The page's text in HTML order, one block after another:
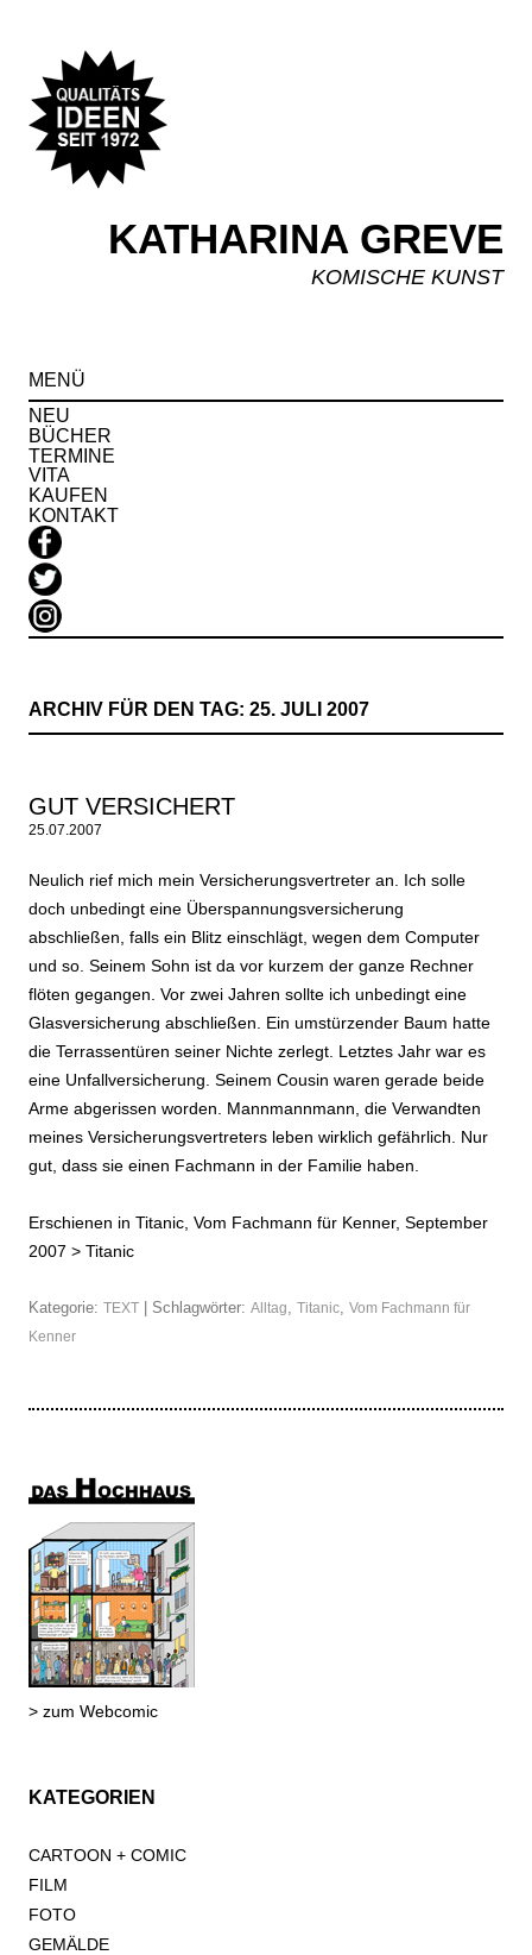
KATHARINA GREVE
KOMISCHE KUNST
MENÜ
NEU
BÜCHER
TERMINE
VITA
KAUFEN
KONTAKT
ARCHIV FÜR DEN TAG: 25. JULI 2007
GUT VERSICHERT
25.07.2007
Neulich rief mich mein Versicherungsvertreter an. Ich solle
doch unbedingt eine Überspannungsversicherung
abschließen, falls ein Blitz einschlägt, wegen dem Computer
und so. Seinem Sohn ist da vor kurzem der ganze Rechner
flöten gegangen. Vor zwei Jahren sollte ich unbedingt eine
Glasversicherung abschließen. Ein umstürzender Baum hatte
die Terrassentüren seiner Nichte zerlegt. Letztes Jahr war es
eine Unfallversicherung. Seinem Cousin waren gerade beide
Arme abgerissen worden. Mannmannmann, die Verwandten
meines Versicherungsvertreters leben wirklich gefährlich. Nur
gut, dass sie einen Fachmann in der Familie haben.
Erschienen in Titanic, Vom Fachmann für Kenner, September
2007 > Titanic
Kategorie: TEXT | Schlagwörter: Alltag Titanic Vom Fachmann für
Kenner
> zum Webcomic
KATEGORIEN
CARTOON + COMIC
FILM
FOTO
GEMÄLDE